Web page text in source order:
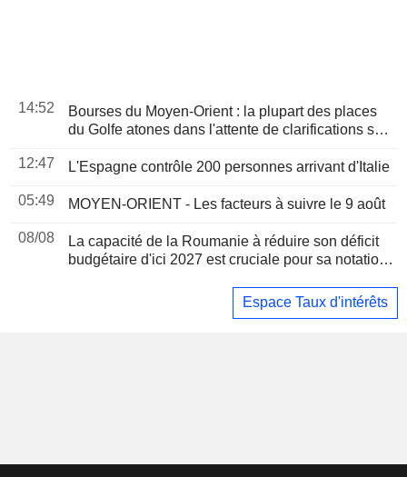
14:52
Bourses du Moyen-Orient : la plupart des places
du Golfe atones dans l'attente de clarifications sur
12:47
L'Espagne contrôle 200 personnes arrivant d'Italie
05:49 MOYEN-ORIENT - Les facteurs à suivre le 9 août
08/08
La capacité de la Roumanie à réduire son déficit
budgétaire d'ici 2027 est cruciale pour sa notation,
Espace Taux d'intérêts